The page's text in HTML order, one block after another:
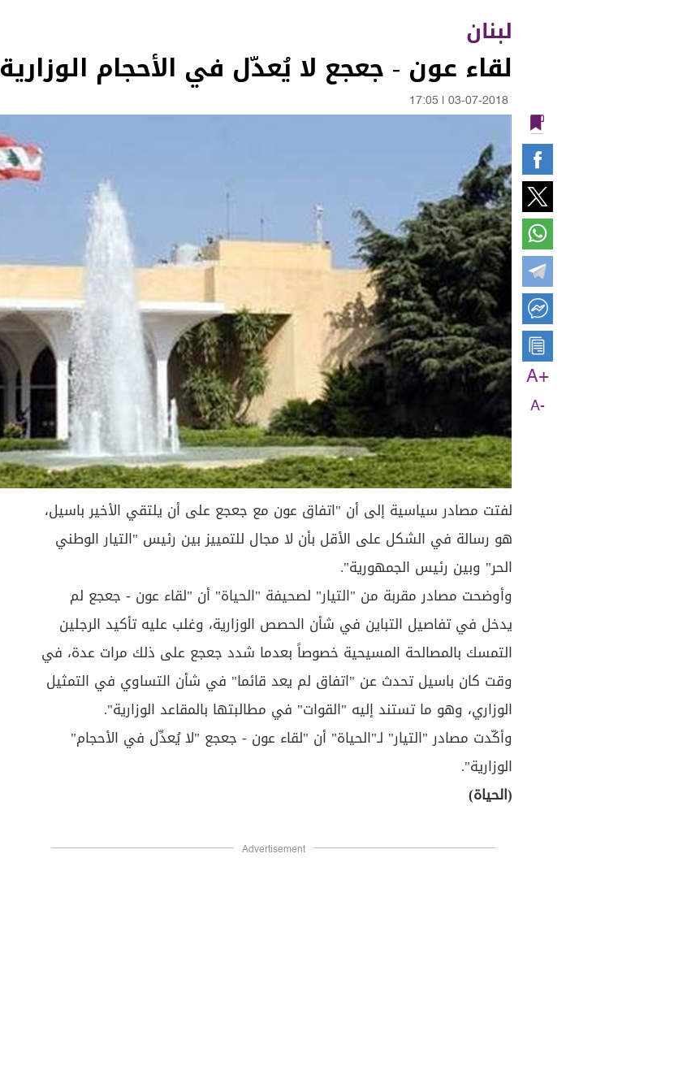
لبنان
لقاء عون - جعجع لا يُعدّل في الأحجام الوزارية
03-07-2018
17:05
A+
A-
لفتت مصادر سياسية إلى أن "اتفاق عون مع جعجع على أن يلتقي الأخير باسيل،
هو رسالة في الشكل على الأقل بأن لا مجال للتمييز بين رئيس "التيار الوطني
الحر" وبين رئيس الجمهورية".
وأوضحت مصادر مقربة من "التيار" لصحيفة "الحياة" أن "لقاء عون - جعجع لم
يدخل في تفاصيل التباين في شأن الحصص الوزارية، وغلب عليه تأكيد الرجلين
التمسك بالمصالحة المسيحية خصوصاً بعدما شدد جعجع على ذلك مرات عدة، في
وقت كان باسيل تحدث عن "اتفاق لم يعد قائما" في شأن التساوي في التمثيل
الوزاري، وهو ما تستند إليه "القوات" في مطالبتها بالمقاعد الوزارية".
وأكّدت مصادر "التيار" لـ"الحياة" أن "لقاء عون - جعجع "لا يُعدِّل في الأحجام"
الوزارية".
(الحياة)
Advertisement